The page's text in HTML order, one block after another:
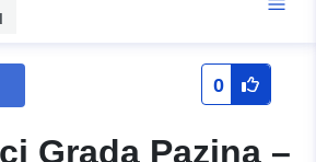
0
Grada Pazina –